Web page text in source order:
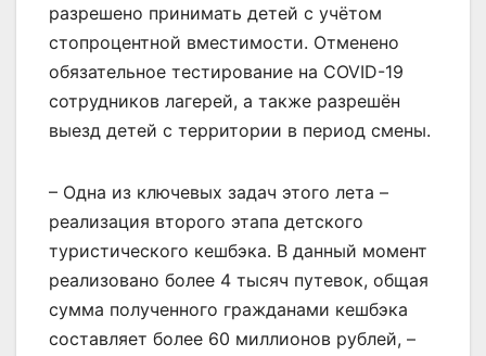
разрешено принимать детей с учётом
стопроцентной вместимости. Отменено
обязательное тестирование на COVID-19
сотрудников лагерей, а также разрешён
выезд детей с территории в период смены.
– Одна из ключевых задач этого лета –
реализация второго этапа детского
туристического кешбэка. В данный момент
реализовано более 4 тысяч путевок, общая
сумма полученного гражданами кешбэка
составляет более 60 миллионов рублей, –